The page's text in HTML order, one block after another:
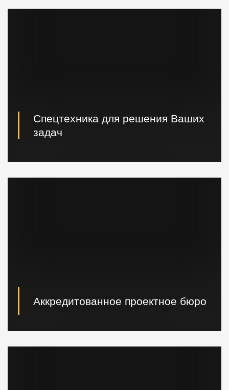
Спецтехника для решения Ваших
задач
Аккредитованное проектное бюро